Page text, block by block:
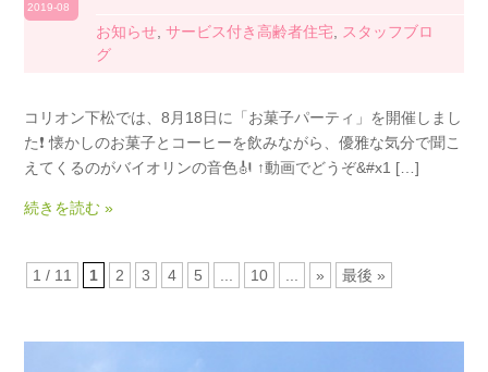
2019-08
お知らせ ,サービス付き高齢者住宅
スタッフブロ
グ
コリオン下松では、8月18日に「お菓子パーティ」を開催しまし
た❗️ 懐かしのお菓子とコーヒーを飲みながら、優雅な気分で聞こ
えてくるのがバイオリンの音色🎻 ↑動画でどうぞ&#x1 […]
続きを読む »
1 / 11 1 2 3 4 5 10 » 最後 »